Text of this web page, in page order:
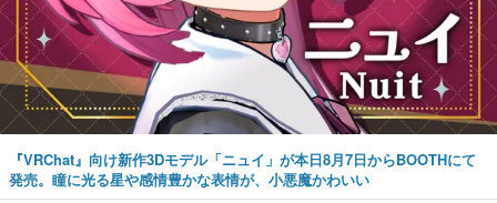
『VRChat』向け新作3Dモデル「ニュイ」が本日8月7日からBOOTHにて
発売。瞳に光る星や感情豊かな表情が、小悪魔かわいい